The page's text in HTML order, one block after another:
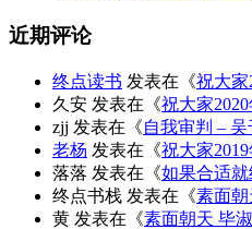
近期评论
终点读书 发表在《祝大家
久安 发表在《祝大家
zjj 发表在《自我审判 – 吴
老杨 发表在《祝大家
落落 发表在《如果合适
终点书栈 发表在《素面朝
黄 发表在《素面朝天 毕